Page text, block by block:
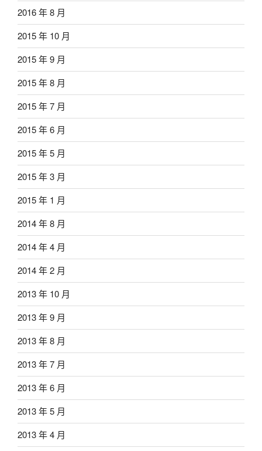
2016 年 8 月
2015 年 10 月
2015 年 9 月
2015 年 8 月
2015 年 7 月
2015 年 6 月
2015 年 5 月
2015 年 3 月
2015 年 1 月
2014 年 8 月
2014 年 4 月
2014 年 2 月
2013 年 10 月
2013 年 9 月
2013 年 8 月
2013 年 7 月
2013 年 6 月
2013 年 5 月
2013 年 4 月